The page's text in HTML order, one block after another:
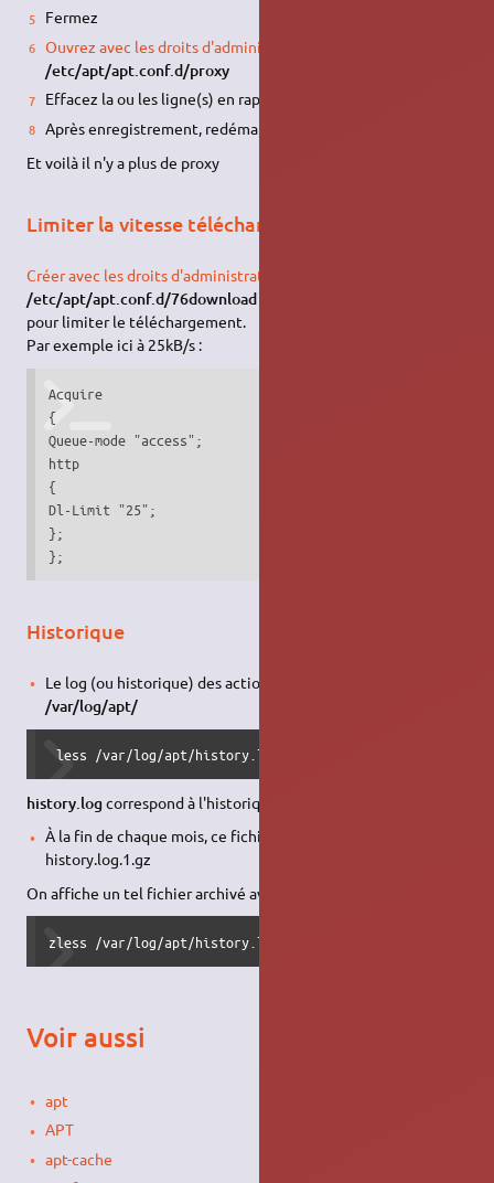
Fermez
Ouvrez avec les droits d'administration
/etc/apt/apt.conf.d/proxy
Effacez la ou les ligne(s) en rapport avec le proxy
Après enregistrement, redémarrez votre PC
Et voilà il n'y a plus de proxy
Limiter la vitesse téléchargement
Créer avec les droits d'administration
/etc/apt/apt.conf.d/76download
pour limiter le téléchargement.
Par exemple ici à 25kB/s :
Acquire
{
Queue-mode "access";
http
{
Dl-Limit "25";
};
};
Historique
Le log (ou historique) des actions de apt-get se trouve dans
/var/log/apt/
less /var/log/apt/history.log
history.logcorrespond à l'historique du mois en cours.
À la fin de chaque mois, ce fichier est archivé sous la forme
history.log.1.gz
On affiche un tel fichier archivé avec zless
zless /var/log/apt/history.log.1.gz
Voir aussi
apt
APT
apt-cache